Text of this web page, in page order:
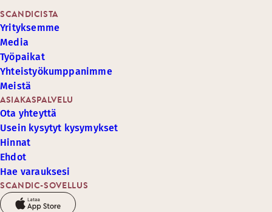
SCANDIC-SOVELLUS
ASIAKASPALVELU
Ota yhteyttä
Usein kysytyt kysymykset
Hinnat
Ehdot
Hae varauksesi
SCANDICISTA
Yrityksemme
Media
Työpaikat
Yhteistyökumppanimme
Meistä